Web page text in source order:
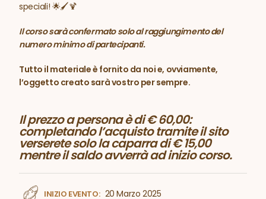
speciali! 🌟🖌️🍹
Il corso sarà confermato solo al raggiungimento del
numero minimo di partecipanti.
Tutto il materiale è fornito da noi e, ovviamente,
l’oggetto creato sarà vostro per sempre.
Il prezzo a persona è di € 60,00:
completando l’acquisto tramite il sito
verserete solo la caparra di € 15,00
mentre il saldo avverrà ad inizio corso.
INIZIO EVENTO: 20 Marzo 2025